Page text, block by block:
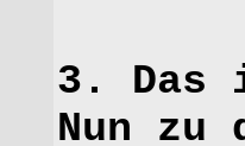
3. Das
Nun zu